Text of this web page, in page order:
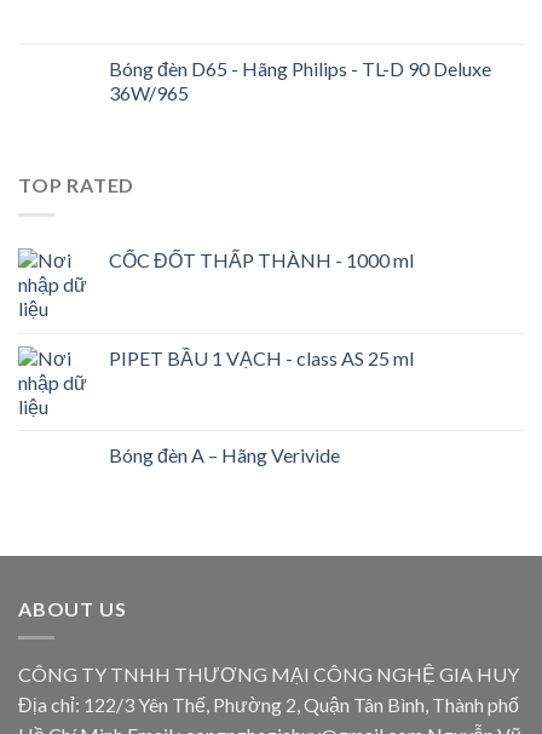
Bóng đèn D65 - Hãng Philips - TL-D 90 Deluxe
36W/965
TOP RATED
CỐC ĐỐT THẤP THÀNH - 1000 ml
PIPET BẦU 1 VẠCH - class AS 25 ml
Bóng đèn A – Hãng Verivide
ABOUT US
CÔNG TY TNHH THƯƠNG MẠI CÔNG NGHỆ GIA HUY
Địa chỉ: 122/3 Yên Thế, Phường 2, Quận Tân Bình, Thành phố